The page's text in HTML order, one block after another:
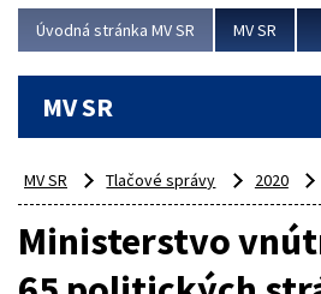
Úvodná stránka MV SR MV SR
MV SR
MV SR Tlačové správy 2020
Ministerstvo